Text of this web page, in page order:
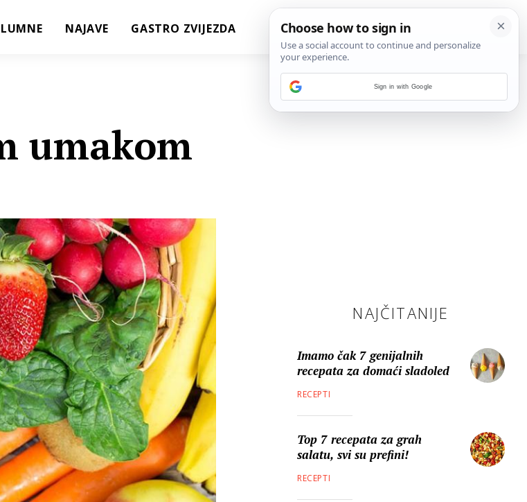
NAJAVE GASTRO ZVIJEZDA
umakom
NAJČITANIJE
Imamo čak 7 genijalnih
recepata za domaći sladoled
RECEPTI
Top 7 recepata za grah
salatu, svi su prefini!
RECEPTI
Sign in with Google